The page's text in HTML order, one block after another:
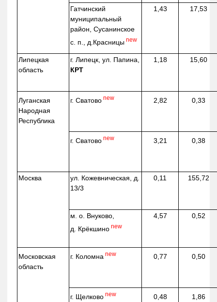
Гатчинский
муниципальный
район, Сусанинское
с. п., д.Красницы new
1,43 17,53
Липецкая
область
г. Липецк, ул. Папина,
КРТ
1,18 15,60
Луганская
Народная
Республика
г. Сватово new 2,82 0,33
г. Сватово new 3,21 0,38
Москва ул. Кожевническая, д.
13/3
0,11 155,72
м. о. Внуково,
д. Крёкшино new
4,57 0,52
Московская
область
г. Коломна new 0,77 0,50
г. Щелково new 0,48 1,86